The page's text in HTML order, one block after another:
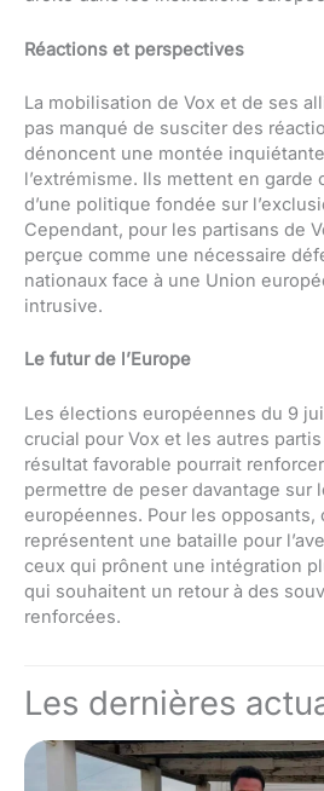
Réactions et perspectives
La mobilisation de Vox et de ses
pas manqué de susciter des
dénoncent une montée
l’extrémisme. Ils mettent en garde
d’une politique fondée sur
Cependant, pour les partisans de
perçue comme une nécessaire
nationaux face à une Union
intrusive.
Le futur de l’Europe
Les élections européennes du 9
crucial pour Vox et les autres
résultat favorable pourrait
permettre de peser davantage sur
européennes. Pour les opposants,
représentent une bataille pour
ceux qui prônent une intégration
qui souhaitent un retour à des
renforcées.
Les dernières